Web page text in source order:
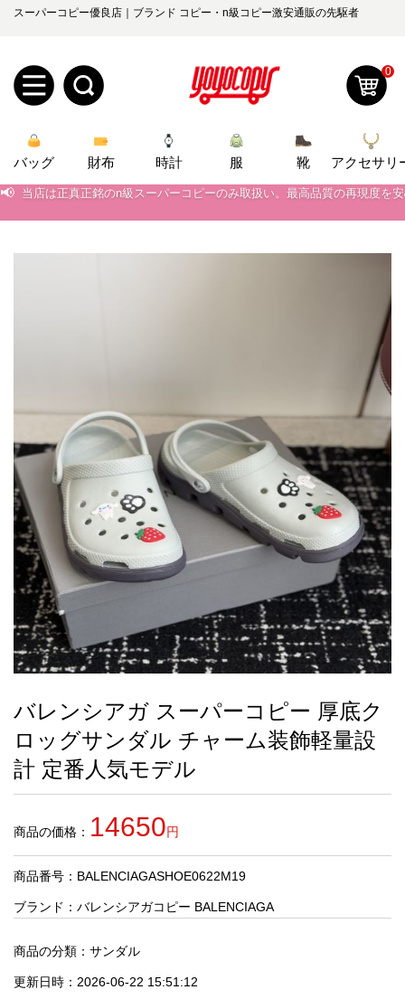
スーパーコピー優良店｜ブランド コピー・n級コピー激安通販の先駆者
規
録
ロ
管
理
せ2026人気特集
バッグ
財布
時計
服
ズボン
衣装セット
靴
住まい用品
アクセサリー
ベルト
スカーフ
アイフォーンケ
ース
小物
新
製
品
す
す
め
商
人
気
商
0
バッグ 財布 時計 服 靴 アクセサリ
📢 当店は正真正銘のn級スーパーコピーのみ取扱い。最高品質の再現度を
2026春の新作続々更新中！期間中のご注文でお得な割引をご利用いただ
新作入荷！ルイ・ヴィトンスーパーコピー バッグ最新モデルが登場。
バレンシアガ スーパーコピー 厚底ク
ロッグサンダル チャーム装飾軽量設
計 定番人気モデル
商品の価格： 14650円
商品番号：BALENCIAGASHOE0622M19
ブランド： バレンシアガコピー BALENCIAGA
商品の分類： サンダル
更新日時：2026-06-22 15:51:12